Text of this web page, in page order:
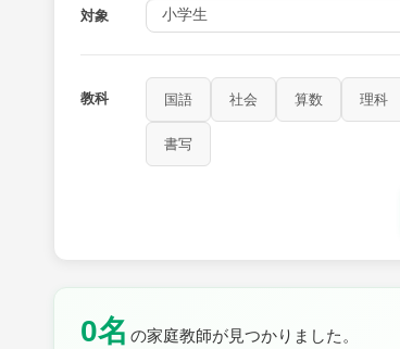
対象
教科 国語 社会 算数 理科
書写
0名 の家庭教師が見つかりました。
保健・体育 図画工作 書写
土曜日 日曜日